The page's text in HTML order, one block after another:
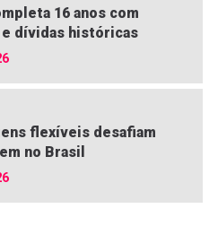
16 anos com
e dívidas históricas
flexíveis desafiam
no Brasil